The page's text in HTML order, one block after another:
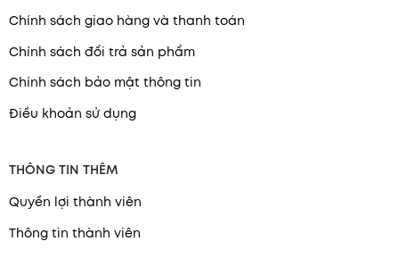
Chính sách giao hàng và thanh toán
Chính sách đổi trả sản phẩm
Chính sách bảo mật thông tin
Điều khoản sử dụng
THÔNG TIN THÊM
Quyền lợi thành viên
Thông tin thành viên